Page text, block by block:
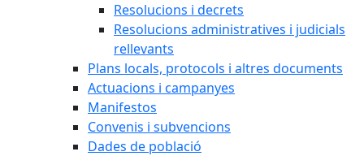
Resolucions i decrets
Resolucions administratives i judicials
rellevants
Plans locals, protocols i altres documents
Actuacions i campanyes
Manifestos
Convenis i subvencions
Dades de població